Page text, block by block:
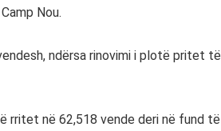
Nou.
ndërsa rinovimi i plotë pritet të
rritet në 62,518 vende deri në fund të